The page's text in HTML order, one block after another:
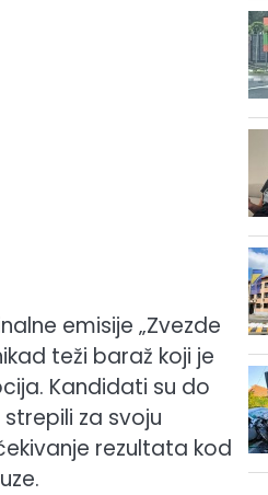
emisije „Zvezde
teži baraž koji je
Kandidati su do
za svoju
rezultata kod